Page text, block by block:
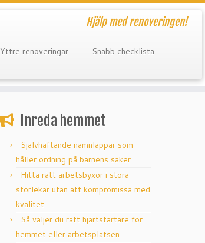
Hjälp med renoveringen!
Yttre renoveringar
Snabb checklista
Inreda hemmet
Självhäftande namnlappar som
håller ordning på barnens saker
Hitta rätt arbetsbyxor i stora
storlekar utan att kompromissa med
kvalitet
Så väljer du rätt hjärtstartare för
hemmet eller arbetsplatsen